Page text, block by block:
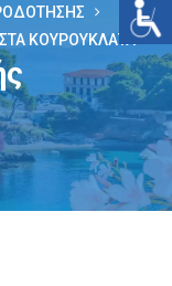
ΚΟΥΡΟΥΚΛΆΤΑ